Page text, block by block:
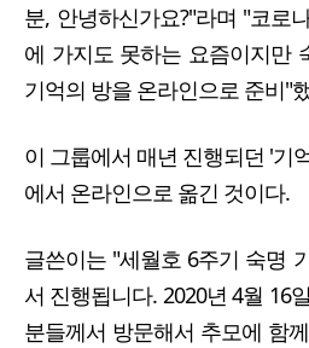
분, 안녕하신가요?"라며 "코로
에 가지도 못하는 요즘이지만
기억의 방을 온라인으로 준비"
이 그룹에서 매년 진행되던 '기
에서 온라인으로 옮긴 것이다.
글쓴이는 "세월호 6주기 숙명
서 진행됩니다. 2020년 4월 16
분들께서 방문해서 추모에 함